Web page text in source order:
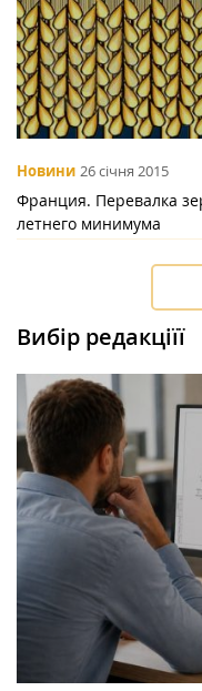
Новини 26 січня 2015
Франция. Перевалка
летнего минимума
Вибір редакціїї